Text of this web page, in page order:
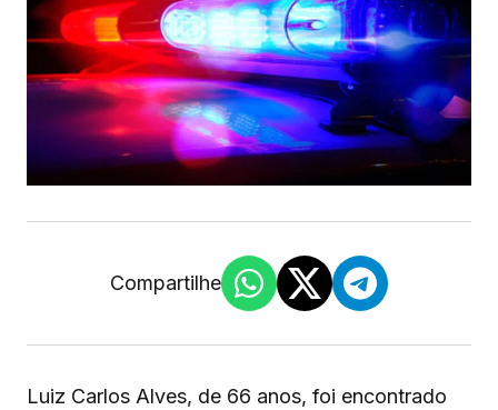
Compartilhe
Luiz Carlos Alves, de 66 anos, foi encontrado